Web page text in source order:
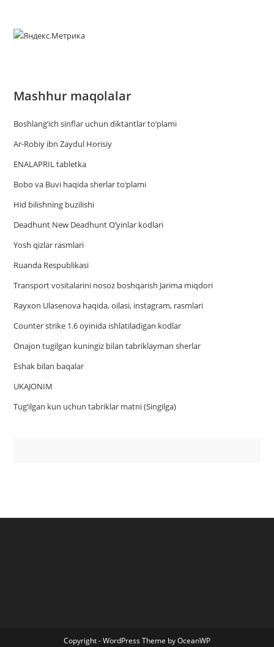
Mashhur maqolalar
Boshlang’ich sinflar uchun diktantlar to’plami
Ar-Robiy ibn Zaydul Horisiy
ENALAPRIL tabletka
Bobo va Buvi haqida sherlar to‘plami
Hid bilishning buzilishi
Deadhunt New Deadhunt O’yinlar kodlari
Yosh qizlar rasmlari
Ruanda Respublikasi
Trаnsport vositаlаrini nosoz boshqаrish Jаrimа miqdori
Rayxon Ulasenova haqida, oilasi, instagram, rasmlari
Counter strike 1.6 oyinida ishlatiladigan kodlar
Onajon tugilgan kuningiz bilan tabriklayman sherlar
Eshak bilan baqalar
UKAJONIM
Tug‘ilgan kun uchun tabriklar matni (Singilga)
Copyright - WordPress Theme by OceanWP